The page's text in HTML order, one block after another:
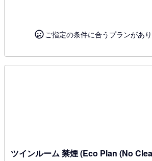
ご指定の条件に合うプランがあ
ツインルーム 禁煙 (Eco Plan (No